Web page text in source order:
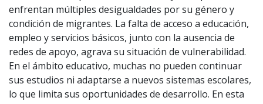
enfrentan múltiples desigualdades por su género y
condición de migrantes. La falta de acceso a educación,
empleo y servicios básicos, junto con la ausencia de
redes de apoyo, agrava su situación de vulnerabilidad.
En el ámbito educativo, muchas no pueden continuar
sus estudios ni adaptarse a nuevos sistemas escolares,
lo que limita sus oportunidades de desarrollo. En esta